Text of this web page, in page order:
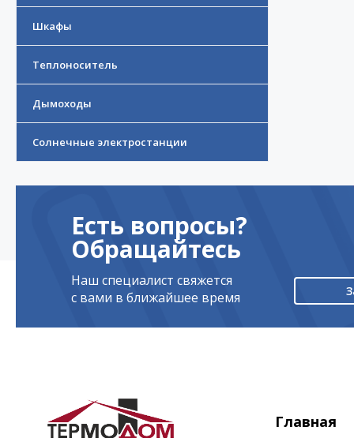
Шкафы
Теплоноситель
Дымоходы
Солнечные электростанции
Есть вопросы?
Обращайтесь
Наш специалист свяжется
с вами в ближайшее время
Главная